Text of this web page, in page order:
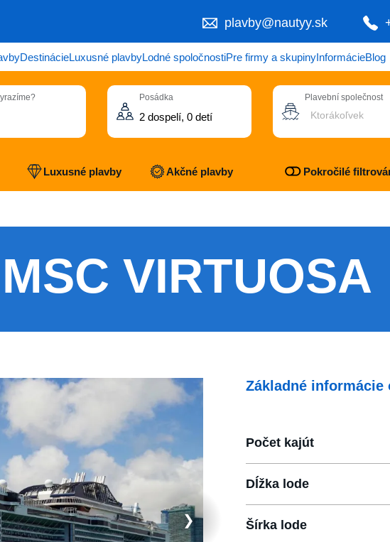
plavby@nautyy.sk
DestinácieLuxusné plavbyLodné spoločnostiPre firmy a skupinyInformácieBlog
Posádka Plavební společnost
Ktorákoľvek
Luxusné plavby Akčné plavby Pokročilé
MSC VIRTUOSA
❯
Základné informácie
Počet kajút
Dĺžka lode
Šírka lode